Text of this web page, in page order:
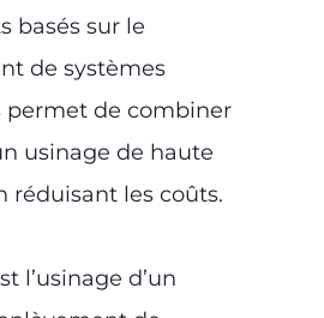
basés sur le
de systèmes
de combiner
usinage de haute
réduisant les coûts.
l’usinage d’un